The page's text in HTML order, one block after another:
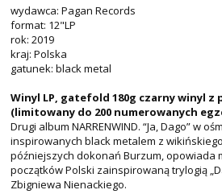
wydawca: Pagan Records
format: 12"LP
rok: 2019
kraj: Polska
gatunek: black metal
Winyl LP, gatefold 180g czarny winyl z
(limitowany do 200 numerowanych
Drugi album NARRENWIND. “Ja, Dago” w
inspirowanych black metalem z
późniejszych dokonań Burzum, opowiada
początków Polski zainspirowaną trylogią
Zbigniewa Nienackiego.